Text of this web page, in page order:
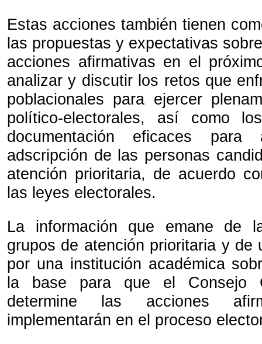
Estas acciones también tienen
las propuestas y expectativas
acciones afirmativas en el
analizar y discutir los retos que
poblacionales para ejercer
político-electorales, así como
documentación eficaces
adscripción de las personas
atención prioritaria, de acuerdo
las leyes electorales.
La información que emane de
grupos de atención prioritaria y de
por una institución académica
la base para que el Consejo
determine las acciones
implementarán en el proceso